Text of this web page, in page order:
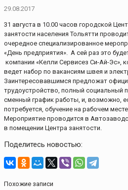
29.08.2017
31 августа в 10.00 часов городской
занятости населения Тольятти
очередное специализированное
«День предприятия». А сей раз это
компании «Келли Сервисез Си-Ай-Эс»,
ведет набор по вакансиям швея и
Заинтересовавшимся предложат
трудоустройство, полный социальный
сменный график работы, и, возможно,
потребуется, обучение на рабочем
Мероприятие проводится в
в помещении Центра занятости.
Поделитесь новостью:
Похожие записи